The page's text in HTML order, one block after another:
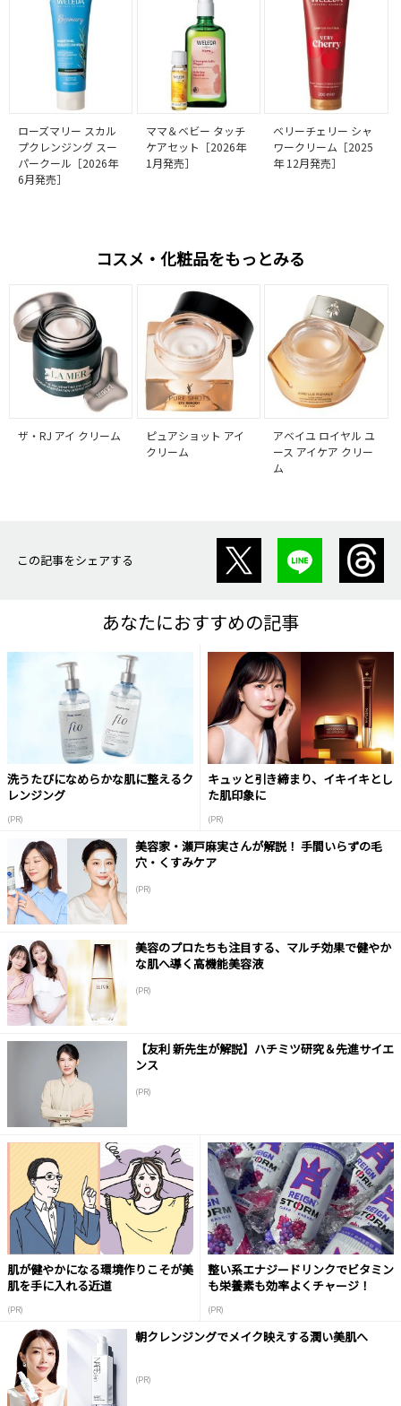
ローズマリー スカル
プクレンジング スー
パークール［2026年
6月発売］
ママ＆ベビー タッチ
ケアセット［2026年
1月発売］
ベリーチェリー シャ
ワークリーム［2025
年 12月発売］
コスメ・化粧品をもっとみる
ザ・RJ アイ クリーム
ピュアショット アイ
クリーム
アベイユ ロイヤル ユ
ース アイケア クリー
ム
この記事をシェアする
あなたにおすすめの記事
洗うたびになめらかな肌に整えるク
レンジング
(PR)
キュッと引き締まり、イキイキとし
た肌印象に
(PR)
美容家・瀬戸麻実さんが解説！ 手間いらずの毛
穴・くすみケア
(PR)
美容のプロたちも注目する、マルチ効果で健やか
な肌へ導く高機能美容液
(PR)
【友利 新先生が解説】ハチミツ研究＆先進サイエ
ンス
(PR)
肌が健やかになる環境作りこそが美
肌を手に入れる近道
(PR)
整い系エナジードリンクでビタミン
も栄養素も効率よくチャージ！
(PR)
朝クレンジングでメイク映えする潤い美肌へ
(PR)